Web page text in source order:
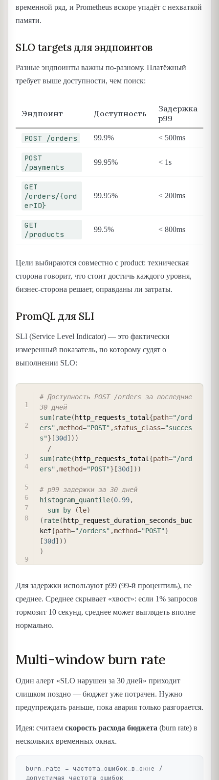
временной ряд, и Prometheus вскоре упадёт с нехваткой
памяти.
SLO targets для эндпоинтов
Разные эндпоинты важны по-разному. Платёжный
требует выше доступности, чем поиск:
Эндпоинт Доступность
Задержка
p99
POST /orders 99.9% < 500ms
POST
/payments
99.95% < 1s
GET
/orders/{ord
erID}
99.95% < 200ms
GET
/products
99.5% < 800ms
Цели выбираются совместно с product: техническая
сторона говорит, что стоит достичь каждого уровня,
бизнес-сторона решает, оправданы ли затраты.
PromQL для SLI
SLI (Service Level Indicator) — это фактически
измеренный показатель, по которому судят о
выполнении SLO:
# Доступность POST /orders за последние
30 дней
sum( rate( http_requests_total {path="/ord
ers" ,method="POST" ,status_class="succes
s"} [30d ] ) )
/
sum( rate( http_requests_total {path="/ord
ers" ,method="POST"} [30d ] ) )
# p99 задержки за 30 дней
histogram_quantile(0.99,
sum
by (le)
( rate( http_request_duration_seconds_buc
ket{path="/orders" ,method="POST"}
[30d ] ) )
)
Для задержки используют p99 (99-й процентиль), не
среднее. Среднее скрывает «хвост»: если 1% запросов
тормозит 10 секунд, среднее может выглядеть вполне
нормально.
Multi-window burn rate
Один алерт «SLO нарушен за 30 дней» приходит
слишком поздно — бюджет уже потрачен. Нужно
предупреждать раньше, пока авария только разгорается.
Идея: считаем скорость расхода бюджета (burn rate) в
нескольких временных окнах.
burn_rate = частота_ошибок_в_окне /